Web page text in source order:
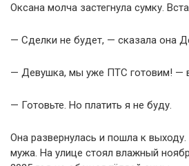
Оксана молча застегнула сумку.
— Сделки не будет, — сказала она
— Девушка, мы уже ПТС готовим! —
— Готовьте. Но платить я не буду.
Она развернулась и пошла к выходу.
мужа. На улице стоял влажный